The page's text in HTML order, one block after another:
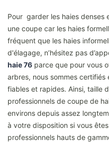
Pour garder les haies denses
une coupe car les haies
fréquent que les haies
d'élagage, n’hésitez pas
haie 76 parce que pour vous
arbres, nous sommes
fiables et rapides. Ainsi, taille
professionnels de coupe de
environs depuis assez
à votre disposition si vous
professionnels hauts de